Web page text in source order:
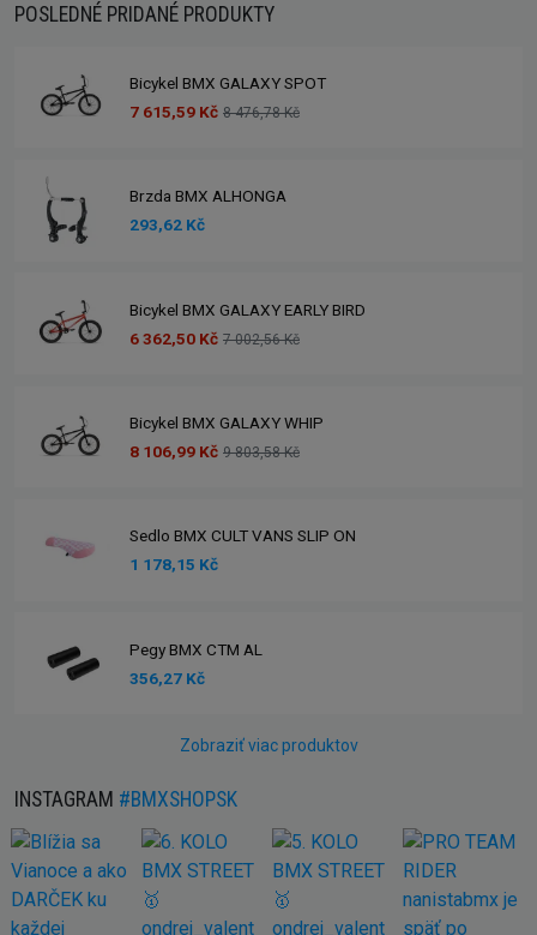
POSLEDNÉ PRIDANÉ PRODUKTY
Bicykel BMX GALAXY SPOT
7 615,59 Kč 8 476,78 Kč
Brzda BMX ALHONGA
293,62 Kč
Bicykel BMX GALAXY EARLY BIRD
6 362,50 Kč 7 002,56 Kč
Bicykel BMX GALAXY WHIP
8 106,99 Kč 9 803,58 Kč
Sedlo BMX CULT VANS SLIP ON
1 178,15 Kč
Pegy BMX CTM AL
356,27 Kč
Zobraziť viac produktov
INSTAGRAM #BMXSHOPSK